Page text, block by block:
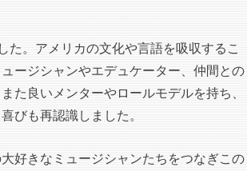
。アメリカの文化や言語を吸収するこ
ージシャンやエデュケーター、仲間との
た良いメンターやロールモデルを持ち、
びも再認識しました。
好きなミュージシャンたちをつなぎこの